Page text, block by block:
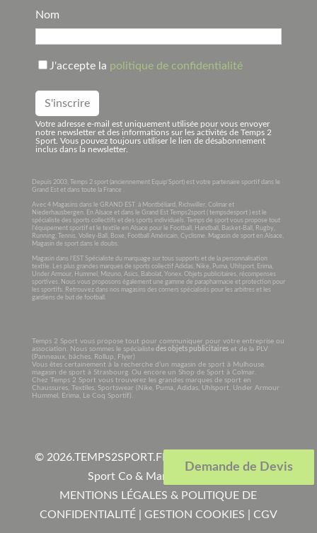
Nom
J'accepte la politique de confidentialité
Votre adresse e-mail est uniquement utilisée pour vous envoyer
notre newsletter et des informations sur les activités de Temps 2
Sport. Vous pouvez toujours utiliser le lien de désabonnement
inclus dans la newsletter.
Depuis 2003, Temps 2 sport (anciennement Equip’Sport) est votre partenaire sportif dans le
Grand Est et dans toute la France .
Avec 4 Magasins dans le GRAND EST à Montbéliard, Richwiller, Colmar et
Niederhausbergen. En Alsace et dans le Grand Est Temps2sport ( tempsdesport ) est le
spécialiste des sports collectifs et des sports individuels. Temps de sport vous propose tout
l’équipement sportif et le textile en Alsace pour le Football, Handball, Basket-Ball, Rugby,
Running, Tennis, Volley-Ball, Boxe, Football Américain, Cyclisme. Magasin de sport en Alsace,
Magasin de sport dans le doubs.
Magasin dans l’EST Spécialiste du marquage sur tous supports et de la personnalisation
textile. Les plus grandes marques de sports collectif Adidas, Nike, Puma, Uhlsport, Erima,
Under Armour, Hummel, Mizuno, Asics, Babolat, Yonex. Objets publicitaires, récompenses
sportives. Nous vous proposons également une gamme de parapharmacie et protection pour
les sportifs. Retrouvez dans nos magasins des corners spécialisés pour les arbitres et les
gardiens de but de football.
Temps 2 Sport vous propose tout pour communiquer pour votre entreprise ou
association. Nous sommes le spécialistedes objets publicitaireset de la PLV
(Panneaux, bâches, Rollup, Flyer)
Vous êtes certainement à la recherche d’un magasin de sport à Mulhouse.
magasin de sport à Strasbourg. Ou encore un Shop de Sport à Colmar.
Chez Temps 2 Sport vous trouverez les grandes marques de sport en
Chaussures, Textiles, Sportswear (Nike, Puma, Adidas, Uhlsport, Under Armour
Hummel, Erima, Le Coq Sportif).
Demande de Devis
© 2026.TEMPS2SPORT.FR. Tous droits réservés à
Sport Co & Marquage SARL
MENTIONS LÉGALES & POLITIQUE DE
CONFIDENTIALITÉ| GESTION COOKIES CGV